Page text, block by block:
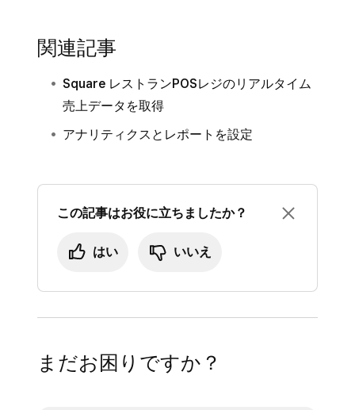
関連記事
Square レストランPOSレジのリアルタイム
売上データを取得
アナリティクスとレポートを設定
この記事はお役に立ちましたか？
はい いいえ
まだお困りですか？